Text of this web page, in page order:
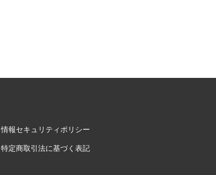
情報セキュリティポリシー
特定商取引法に基づく表記